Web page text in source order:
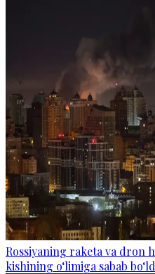
Rossiyaning raketa va dron
kishining o‘limiga sabab